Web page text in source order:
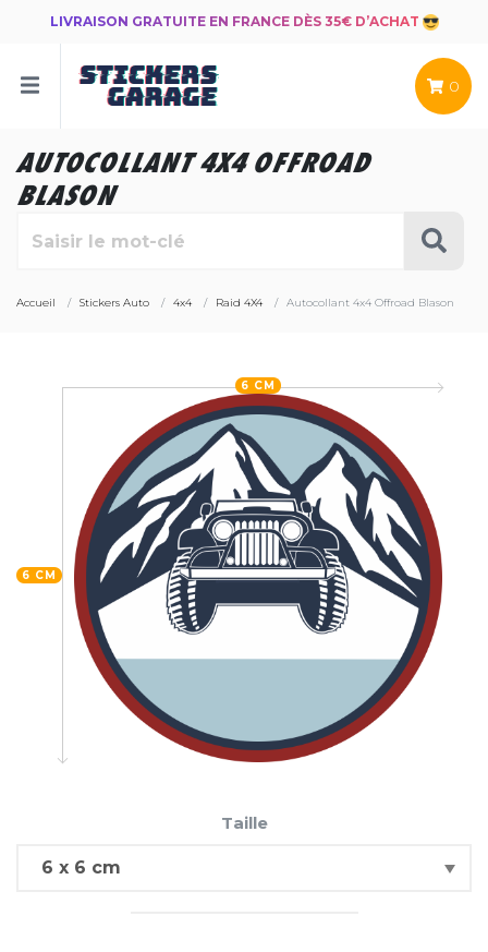
LIVRAISON GRATUITE EN FRANCE DÈS 35€ D’ACHAT
0
AUTOCOLLANT 4X4 OFFROAD
BLASON
Accueil Stickers Auto 4x4 Raid 4X4 Autocollant 4x4 Offroad Blason
6 CM
6 CM
Taille